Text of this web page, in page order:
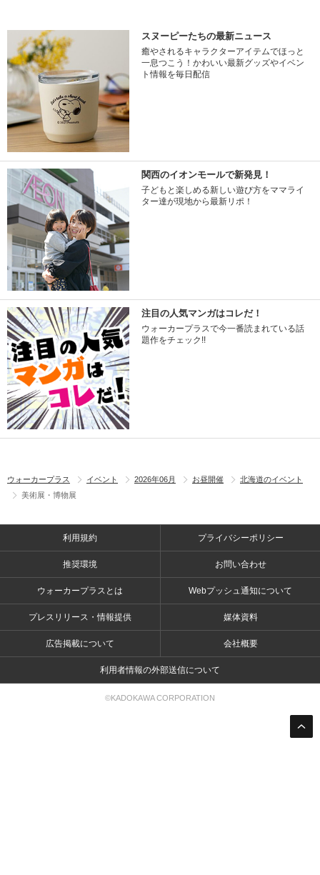
スヌーピーたちの最新ニュース
癒やされるキャラクターアイテムでほっと
一息つこう！かわいい最新グッズやイベン
ト情報を毎日配信
関西のイオンモールで新発見！
子どもと楽しめる新しい遊び方をママライ
ター達が現地から最新リポ！
注目の人気マンガはコレだ！
ウォーカープラスで今一番読まれている話
題作をチェック!!
ウォーカープラス イベント 2026年06月 お昼開催
北海道のイベント
美術展・博物展
利用規約 プライバシーポリシー
推奨環境 お問い合わせ
ウォーカープラスとは Webプッシュ通知について
プレスリリース・情報提供 媒体資料
広告掲載について 会社概要
利用者情報の外部送信について
©KADOKAWA CORPORATION